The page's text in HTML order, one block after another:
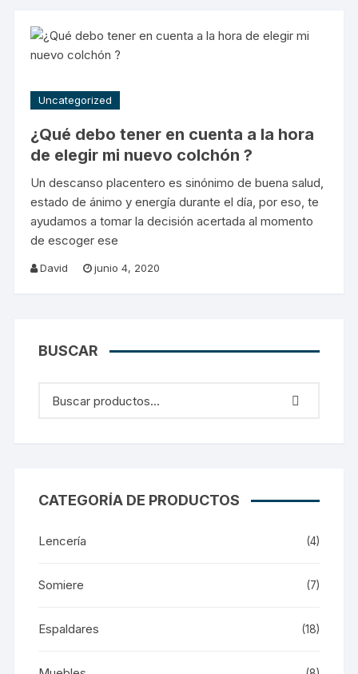
Uncategorized
¿Qué debo tener en cuenta a la hora
de elegir mi nuevo colchón ?
Un descanso placentero es sinónimo de buena salud,
estado de ánimo y energía durante el día, por eso, te
ayudamos a tomar la decisión acertada al momento
de escoger ese
David junio 4, 2020
BUSCAR
CATEGORÍA DE PRODUCTOS
Lencería (4)
Somiere (7)
Espaldares (18)